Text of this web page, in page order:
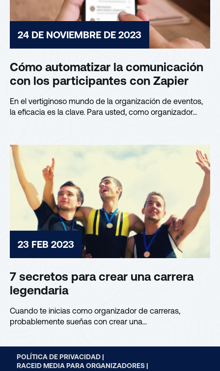
24 DE NOVIEMBRE DE 2023
Cómo automatizar la comunicación
con los participantes con Zapier
En el vertiginoso mundo de la organización de eventos,
la eficacia es la clave. Para usted, como organizador...
23 FEB 2023
7 secretos para crear una carrera
legendaria
Cuando te inicias como organizador de carreras,
probablemente sueñas con crear una...
POLÍTICA DE PRIVACIDAD |
RACEID MEDIA PARA ORGANIZADORES |